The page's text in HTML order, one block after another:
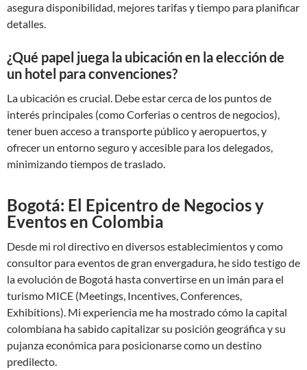
asegura disponibilidad, mejores tarifas y tiempo para planificar
detalles.
¿Qué papel juega la ubicación en la elección de
un hotel para convenciones?
La ubicación es crucial. Debe estar cerca de los puntos de
interés principales (como Corferias o centros de negocios),
tener buen acceso a transporte público y aeropuertos, y
ofrecer un entorno seguro y accesible para los delegados,
minimizando tiempos de traslado.
Bogotá: El Epicentro de Negocios y
Eventos en Colombia
Desde mi rol directivo en diversos establecimientos y como
consultor para eventos de gran envergadura, he sido testigo de
la evolución de Bogotá hasta convertirse en un imán para el
turismo MICE (Meetings, Incentives, Conferences,
Exhibitions). Mi experiencia me ha mostrado cómo la capital
colombiana ha sabido capitalizar su posición geográfica y su
pujanza económica para posicionarse como un destino
predilecto.